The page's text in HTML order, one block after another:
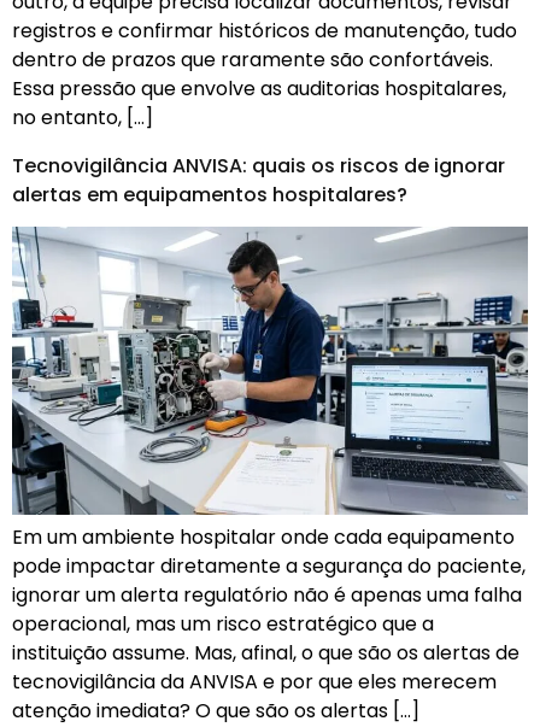
registros e confirmar históricos de manutenção, tudo
dentro de prazos que raramente são confortáveis.
Essa pressão que envolve as auditorias hospitalares,
no entanto, […]
Tecnovigilância ANVISA: quais os riscos de ignorar
alertas em equipamentos hospitalares?
Em um ambiente hospitalar onde cada equipamento
pode impactar diretamente a segurança do paciente,
ignorar um alerta regulatório não é apenas uma falha
operacional, mas um risco estratégico que a
instituição assume. Mas, afinal, o que são os alertas de
tecnovigilância da ANVISA e por que eles merecem
atenção imediata? O que são os alertas […]